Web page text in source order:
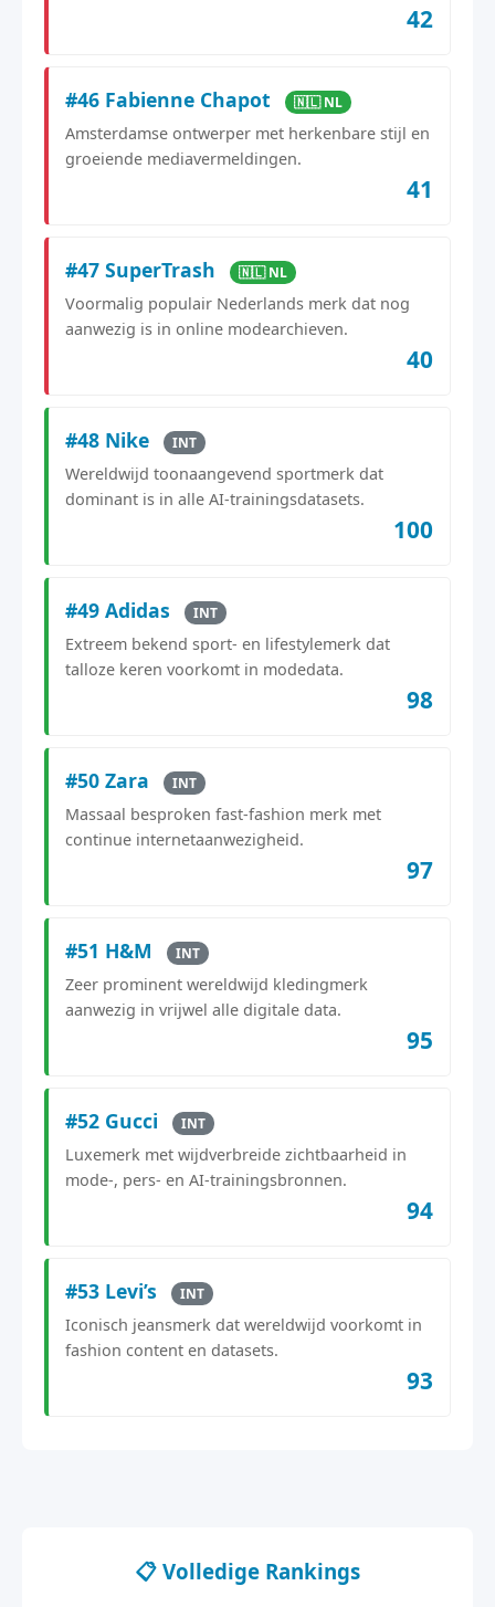
42
#46 Fabienne Chapot 🇳🇱 NL
Amsterdamse ontwerper met herkenbare stijl en
groeiende mediavermeldingen.
41
#47 SuperTrash 🇳🇱 NL
Voormalig populair Nederlands merk dat nog
aanwezig is in online modearchieven.
40
#48 Nike INT
Wereldwijd toonaangevend sportmerk dat
dominant is in alle AI-trainingsdatasets.
100
#49 Adidas INT
Extreem bekend sport- en lifestylemerk dat
talloze keren voorkomt in modedata.
98
#50 Zara INT
Massaal besproken fast-fashion merk met
continue internetaanwezigheid.
97
#51 H&M INT
Zeer prominent wereldwijd kledingmerk
aanwezig in vrijwel alle digitale data.
95
#52 Gucci INT
Luxemerk met wijdverbreide zichtbaarheid in
mode-, pers- en AI-trainingsbronnen.
94
#53 Levi’s INT
Iconisch jeansmerk dat wereldwijd voorkomt in
fashion content en datasets.
93
📋 Volledige Rankings